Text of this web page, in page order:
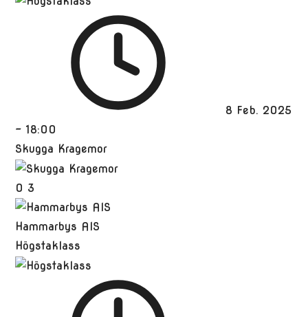
8 Feb. 2025
- 18:00
Skugga Kragemor
0 3
Hammarbys AIS
Högstaklass